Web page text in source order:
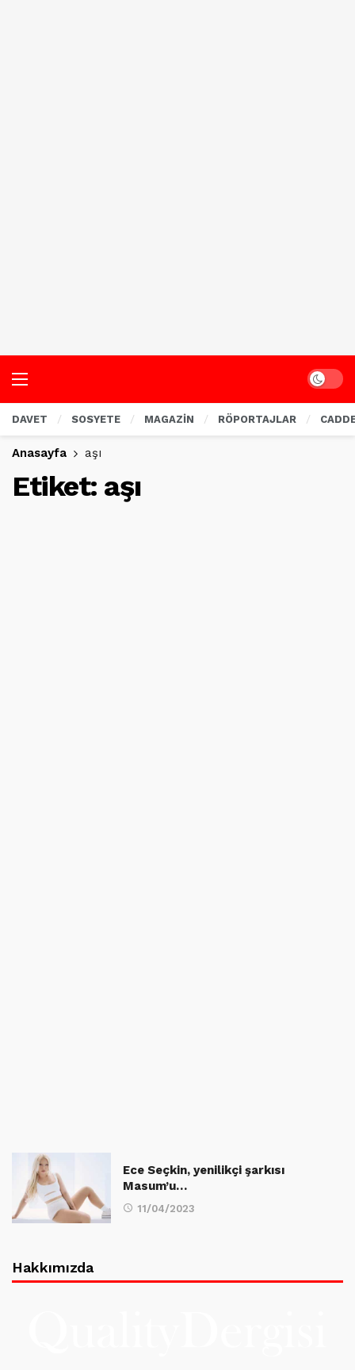
Dark
DAVET SOSYETE MAGAZİN RÖPORTAJLAR
Anasayfa aşı
Etiket: aşı
Ece Seçkin, yenilikçi şarkısı
Masum’u…
11/04/2023
Hakkımızda